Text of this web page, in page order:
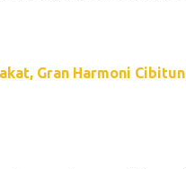
Gran Harmoni